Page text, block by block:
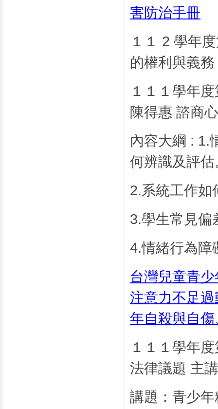
害防治手冊
１１ 2 學年
的權利與義
１１１學年
陳得惠 諮商
內容大綱 : 1.
何辨識及評估
2.系統工作如
3.學生常見偏
4.情緒行為障
台灣兒童青
注意力不足
年自殺與自
１１１學年
法律議題 主
講題：青少